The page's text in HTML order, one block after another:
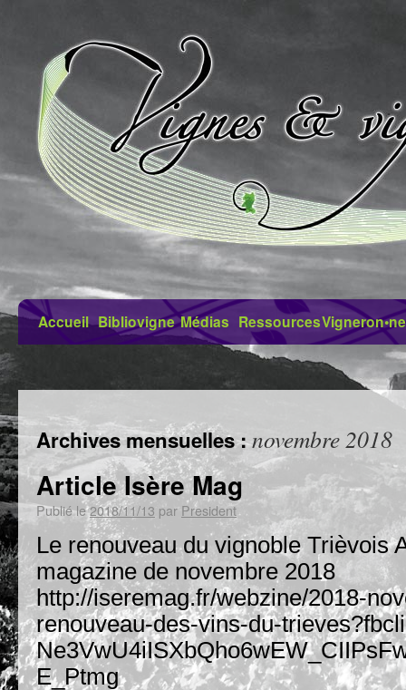
Accueil Bibliovigne Médias Ressources
Archives mensuelles :novembre 2018
Article Isère Mag
Publié le2018/11/13 par President
Le renouveau du vignoble Trièvois
magazine de novembre 2018
http://iseremag.fr/webzine/2018-
renouveau-des-vins-du-
E_Ptmg